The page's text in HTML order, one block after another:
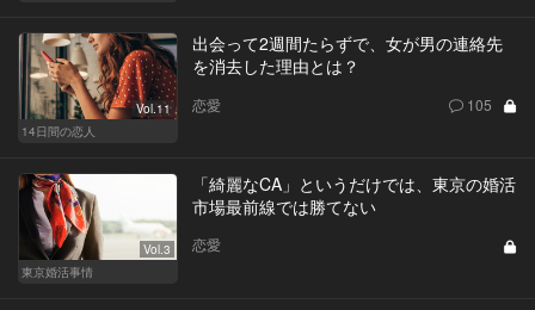
Vol.11
14日間の恋人
出会って2週間たらずで、女が男の連絡先
を消去した理由とは？
恋愛 105
Vol.3
東京婚活事情
「綺麗なCA」というだけでは、東京の婚活
市場最前線では勝てない
恋愛